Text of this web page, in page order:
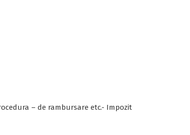
– de rambursare etc.- Impozit